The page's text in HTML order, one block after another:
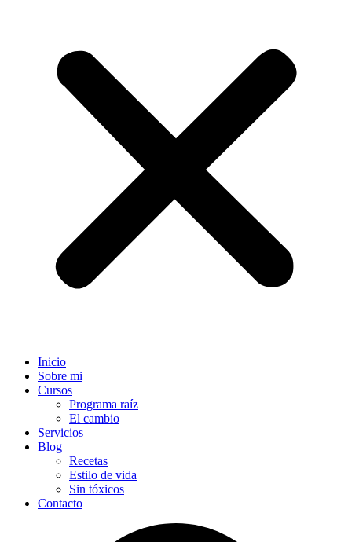
Inicio
Sobre mi
Cursos
Programa raíz
El cambio
Servicios
Blog
Recetas
Estilo de vida
Sin tóxicos
Contacto